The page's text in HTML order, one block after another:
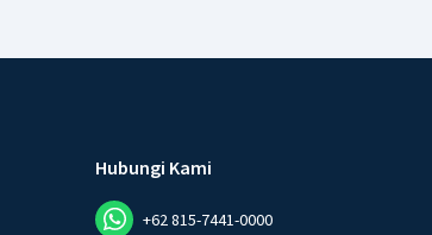
Hubungi Kami
+62 815-7441-0000